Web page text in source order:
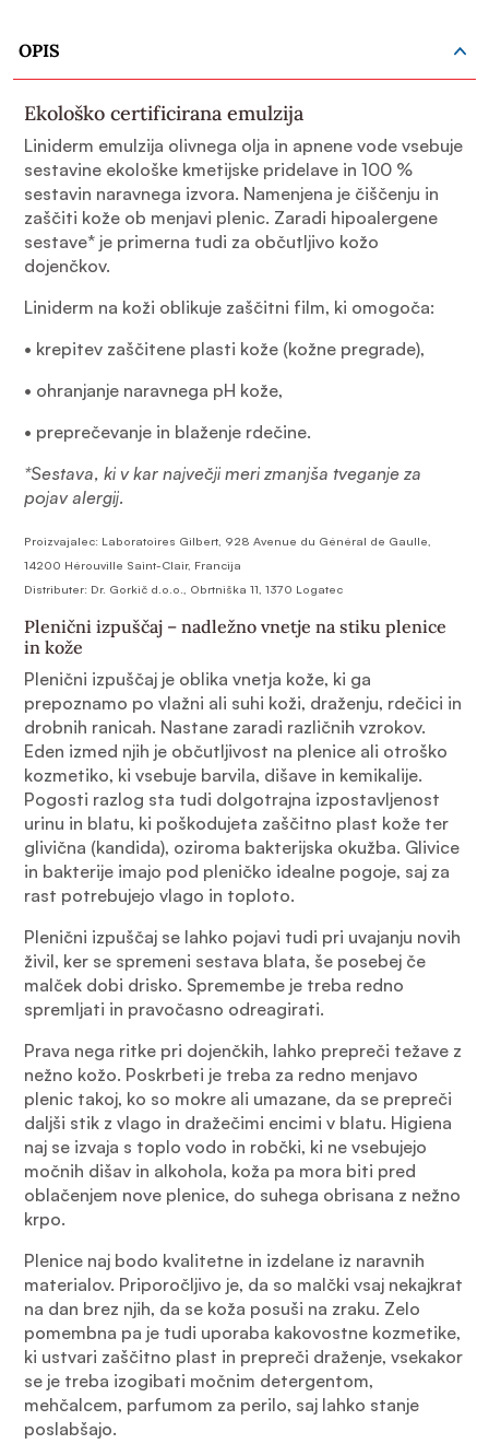
OPIS
Ekološko certificirana emulzija
Liniderm emulzija olivnega olja in apnene vode vsebuje
sestavine ekološke kmetijske pridelave in 100 %
sestavin naravnega izvora. Namenjena je čiščenju in
zaščiti kože ob menjavi plenic. Zaradi hipoalergene
sestave* je primerna tudi za občutljivo kožo
dojenčkov.
Liniderm na koži oblikuje zaščitni film, ki omogoča:
• krepitev zaščitene plasti kože (kožne pregrade),
• ohranjanje naravnega pH kože,
• preprečevanje in blaženje rdečine.
*Sestava, ki v kar največji meri zmanjša tveganje za
pojav alergij.
Proizvajalec: Laboratoires Gilbert, 928 Avenue du Général de Gaulle,
14200 Hérouville Saint-Clair, Francija
Distributer: Dr. Gorkič d.o.o., Obrtniška 11, 1370 Logatec
Plenični izpuščaj – nadležno vnetje na stiku plenice
in kože
Plenični izpuščaj je oblika vnetja kože, ki ga
prepoznamo po vlažni ali suhi koži, draženju, rdečici in
drobnih ranicah. Nastane zaradi različnih vzrokov.
Eden izmed njih je občutljivost na plenice ali otroško
kozmetiko, ki vsebuje barvila, dišave in kemikalije.
Pogosti razlog sta tudi dolgotrajna izpostavljenost
urinu in blatu, ki poškodujeta zaščitno plast kože ter
glivična (kandida), oziroma bakterijska okužba. Glivice
in bakterije imajo pod pleničko idealne pogoje, saj za
rast potrebujejo vlago in toploto.
Plenični izpuščaj se lahko pojavi tudi pri uvajanju novih
živil, ker se spremeni sestava blata, še posebej če
malček dobi drisko. Spremembe je treba redno
spremljati in pravočasno odreagirati.
Prava nega ritke pri dojenčkih, lahko prepreči težave z
nežno kožo. Poskrbeti je treba za redno menjavo
plenic takoj, ko so mokre ali umazane, da se prepreči
daljši stik z vlago in dražečimi encimi v blatu. Higiena
naj se izvaja s toplo vodo in robčki, ki ne vsebujejo
močnih dišav in alkohola, koža pa mora biti pred
oblačenjem nove plenice, do suhega obrisana z nežno
krpo.
Plenice naj bodo kvalitetne in izdelane iz naravnih
materialov. Priporočljivo je, da so malčki vsaj nekajkrat
na dan brez njih, da se koža posuši na zraku. Zelo
pomembna pa je tudi uporaba kakovostne kozmetike,
ki ustvari zaščitno plast in prepreči draženje, vsekakor
se je treba izogibati močnim detergentom,
mehčalcem, parfumom za perilo, saj lahko stanje
poslabšajo.